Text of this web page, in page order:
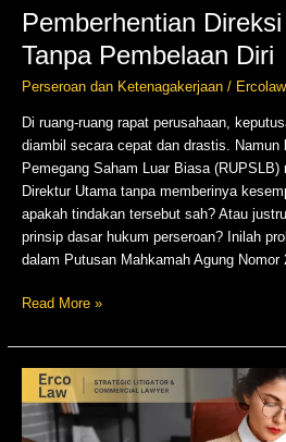
Pemberhentian
Tanpa Pembelaan Diri
Perseroan dan Ketenagakerjaan/
Di ruang-ruang rapat perusahaan,
diambil secara cepat dan drastis. Namun
Pemegang Saham Luar Biasa (RUPSLB)
Direktur Utama tanpa memberinya
apakah tindakan tersebut sah? Atau
prinsip dasar hukum perseroan? Inilah
dalam Putusan Mahkamah Agung Nomor
Read More »
Kelalaian
Administratif
Notaris